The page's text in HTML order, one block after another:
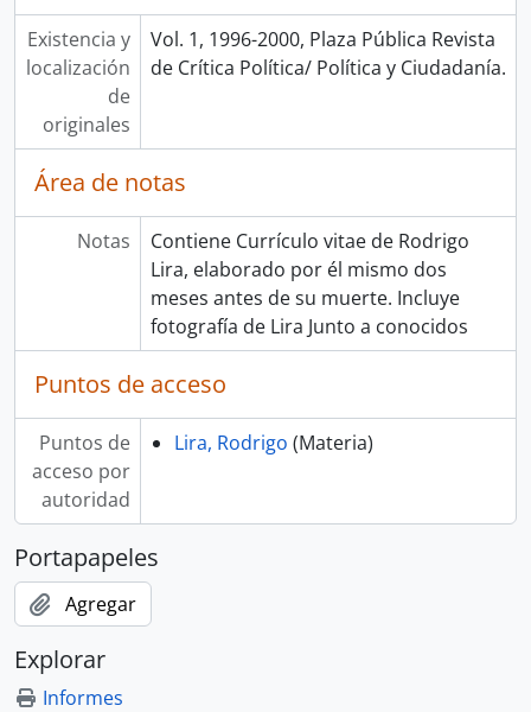
Existencia y
localización
de
originales
Vol. 1, 1996-2000, Plaza Pública Revista
de Crítica Política/ Política y Ciudadanía.
Área de notas
Notas
Contiene Currículo vitae de Rodrigo
Lira, elaborado por él mismo dos
meses antes de su muerte. Incluye
fotografía de Lira Junto a conocidos
Puntos de acceso
Puntos de
acceso por
autoridad
Lira, Rodrigo (Materia)
Portapapeles
Agregar
Explorar
Informes